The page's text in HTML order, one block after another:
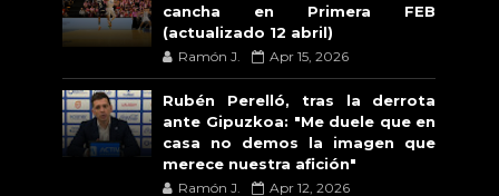
cancha en Primera FEB
(actualizado 12 abril)
Ramón J. Apr 15, 2026
Rubén Perelló, tras la derrota
ante Gipuzkoa: "Me duele que en
casa no demos la imagen que
merece nuestra afición"
Ramón J. Apr 12, 2026